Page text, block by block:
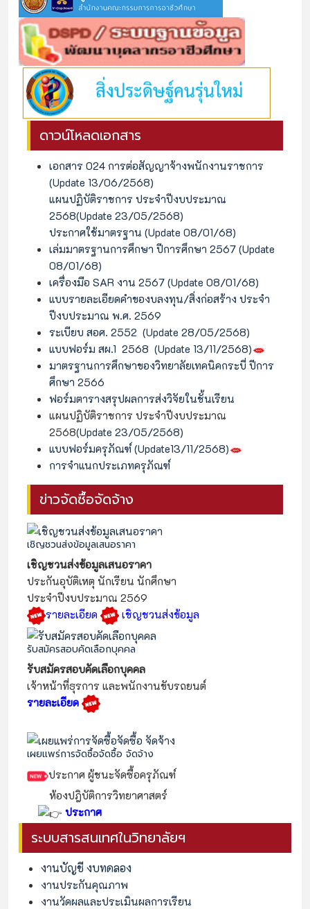
ดาวน์โหลดเอกสาร
เอกสาร 024 การต่อสัญญาจ้างพนักงานราชการ
(Update 13/06/2568)
แผนปฏิบัติราชการ ประจำปีงบประมาณ
2568(Update 23/05/2568)
ประกาศใช้มาตรฐาน (Update 08/01/68)
เล่มมาตรฐานการศึกษา ปีการศึกษา 2567 (Update
08/01/68)
เครื่องมือ SAR งาน 2567 (Update 08/01/68)
แบบรายละเอียดคำของบลงทุน/สิ่งก่อสร้าง ประจำ
ปีงบประมาณ พ.ศ. 2569
ระเบียบ สอศ. 2552 (Update 28/05/2568)
แบบฟอร์ม สผ.1 2568 (Update 13/11/2568)
มาตรฐานการศึกษาของวิทยาลัยเทคนิคกระบี่ ปีการ
ศึกษา 2566
ฟอร์มตารางสรุปผลการส่งวิจัยในชั้นเรียน
แผนปฏิบัติราชการ ประจำปีงบประมาณ
2568(Update 23/05/2568)
แบบฟอร์มครุภัณฑ์ (Update13/11/2568)
การจำแนกประเภทครุภัณฑ์
ข่าวจัดซื้อจัดจ้าง
เชิญชวนส่งข้อมูลเสนอราคา
เชิญชวนส่งข้อมูลเสนอราคา
ประกันอุบัติเหตุ นักเรียน นักศึกษา
ประจำปีงบประมาณ 2569
รายละเอียด
เชิญชวนส่งข้อมูล
รับสมัครสอบคัดเลือกบุคคล
รับสมัครสอบคัดเลือกบุคคล
เจ้าหน้าที่ธุรการ และพนักงานขับรถยนต์
รายละเอียด
เผยแพร่การจัดซื้อจัดซื้อ จัดจ้าง
ประกาศ ผู้ชนะจัดซื้อครุภัณฑ์
ห้องปฎิบัติการวิทยาศาสตร์
ประกาศ
ระบบสารสนเทศในวิทยาลัยฯ
งานบัญชี งบทดลอง
งานประกันคุณภาพ
งานวัดผลและประเมินผลการเรียน